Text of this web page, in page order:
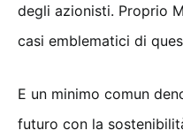
degli azionisti. Proprio
casi emblematici di
E un minimo comun
futuro con la